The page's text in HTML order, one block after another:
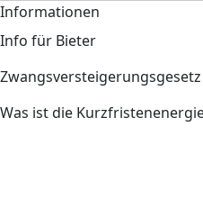
Informationen
Info für Bieter
Zwangsversteigerungsgesetz
Was ist die